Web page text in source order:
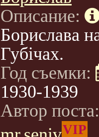
Описание:
Борислава
Губічах.
Год съемки:
1930-1939
Автор
VIP